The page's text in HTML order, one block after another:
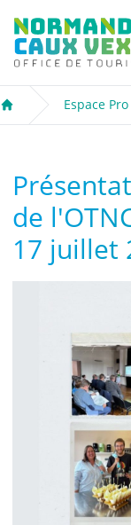
Normandie Caux
Accueil
Espace Pro
de
17 juillet